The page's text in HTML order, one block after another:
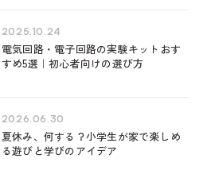
2025.10.24
電気回路・電子回路の実験キットおす
すめ5選｜初心者向けの選び方
2026.06.30
夏休み、何する？小学生が家で楽しめ
る遊びと学びのアイデア